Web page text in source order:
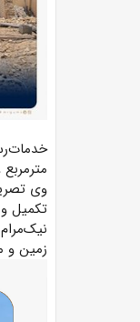
تکمیل
زمین و